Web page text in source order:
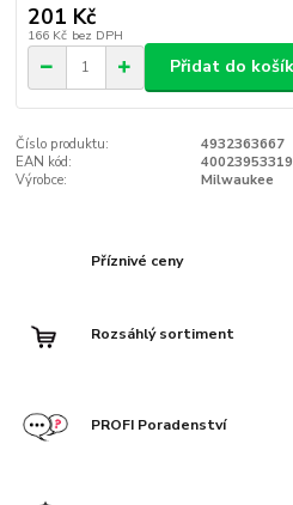
201 Kč
166 Kč bez DPH
Přidat do
Číslo produktu:
4932363667
EAN kód:
Výrobce:
Milwaukee
Příznivé ceny
Rozsáhlý sortiment
PROFI Poradenství